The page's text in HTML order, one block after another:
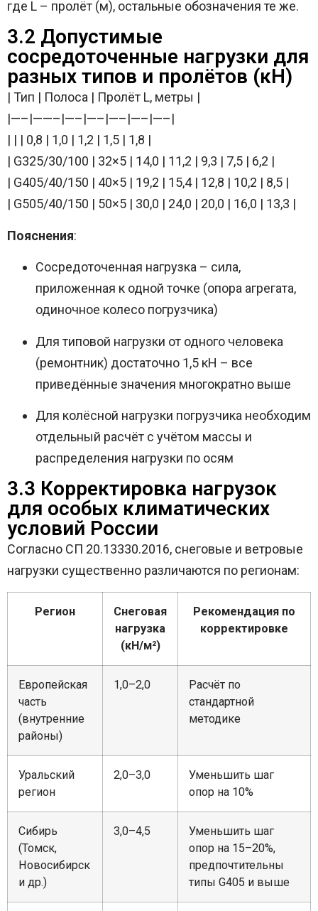
где L – пролёт (м), остальные обозначения те же.
3.2 Допустимые
сосредоточенные нагрузки для
разных типов и пролётов (кН)
| Тип | Полоса | Пролёт L, метры |
|—–|——–|—–|—–|—–|—–|—–|
| | | 0,8 | 1,0 | 1,2 | 1,5 | 1,8 |
| G325/30/100 | 32×5 | 14,0 | 11,2 | 9,3 | 7,5 | 6,2 |
| G405/40/150 | 40×5 | 19,2 | 15,4 | 12,8 | 10,2 | 8,5 |
| G505/40/150 | 50×5 | 30,0 | 24,0 | 20,0 | 16,0 | 13,3 |
Пояснения:
Сосредоточенная нагрузка – сила,
приложенная к одной точке (опора агрегата,
одиночное колесо погрузчика)
Для типовой нагрузки от одного человека
(ремонтник) достаточно 1,5 кН – все
приведённые значения многократно выше
Для колёсной нагрузки погрузчика необходим
отдельный расчёт с учётом массы и
распределения нагрузки по осям
3.3 Корректировка нагрузок
для особых климатических
условий России
Согласно СП 20.13330.2016, снеговые и ветровые
нагрузки существенно различаются по регионам:
Регион
Снеговая
нагрузка
(кН/м²)
Рекомендация по
корректировке
Европейская
часть
(внутренние
районы)
1,0–2,0
Расчёт по
стандартной
методике
Уральский
регион
2,0–3,0
Уменьшить шаг
опор на 10%
Сибирь
(Томск,
Новосибирск
и др.)
3,0–4,5
Уменьшить шаг
опор на 15–20%,
предпочтительны
типы G405 и выше